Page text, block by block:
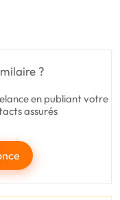
?
en publiant votre
assurés